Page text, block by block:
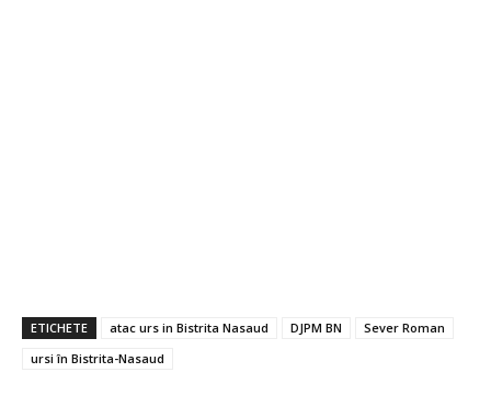
ETICHETE atac urs in Bistrita Nasaud DJPM BN
Sever Roman
ursi în Bistrita-Nasaud